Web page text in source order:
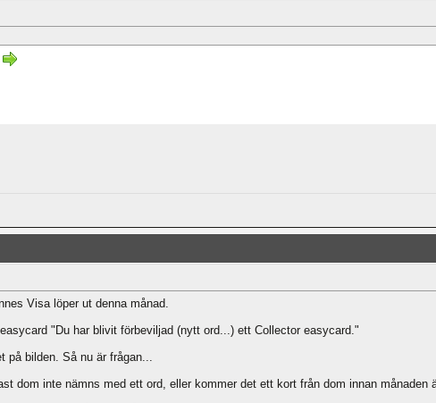
Visa löper ut denna månad.
"Du har blivit förbeviljad (nytt ord...) ett Collector easycard."
på bilden. Så nu är frågan...
dom inte nämns med ett ord, eller kommer det ett kort från dom innan månaden